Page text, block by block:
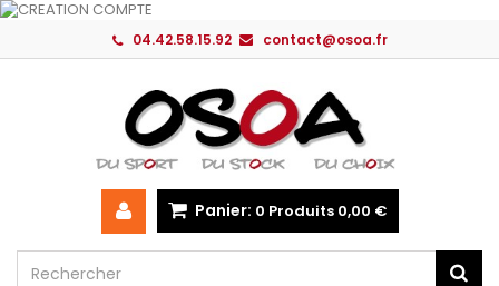
04.42.58.15.92 contact@osoa.fr
Panier: 0 Produits 0,00 €